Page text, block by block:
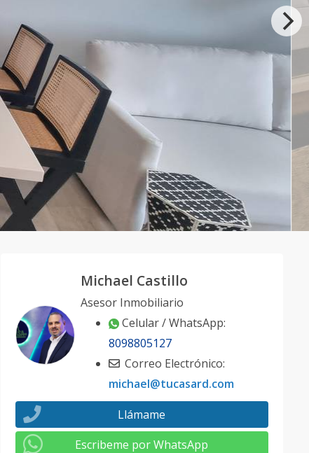
Michael Castillo
Asesor Inmobiliario
Celular / WhatsApp:
8098805127
Correo Electrónico:
michael@tucasard.com
Llámame
Escribeme por WhatsApp